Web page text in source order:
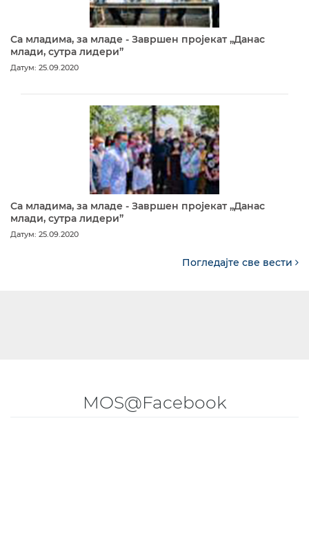
Са младима, за младе - Завршен пројекат „Данас
млади, сутра лидери”
Датум: 25.09.2020
Са младима, за младе - Завршен пројекат „Данас
млади, сутра лидери”
Датум: 25.09.2020
Погледајте све вести
MOS@Facebook